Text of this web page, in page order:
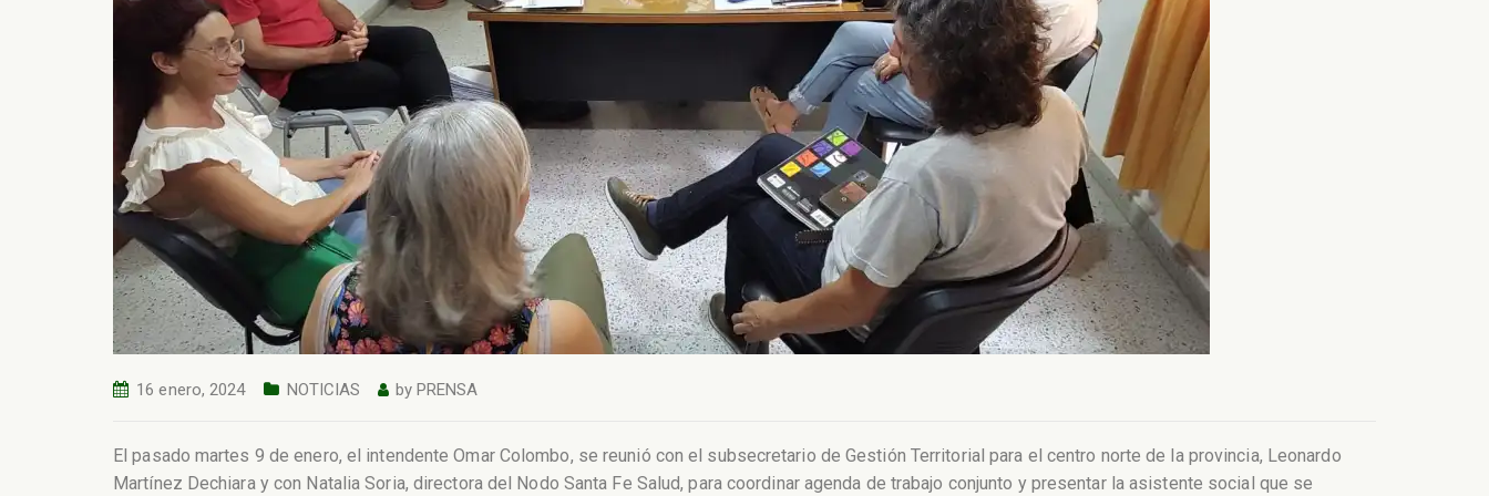
16 enero, 2024 NOTICIAS by PRENSA
El pasado martes 9 de enero, el intendente Omar Colombo, se reunió con el subsecretario de Gestión Territorial para el centro norte de la provincia, Leonardo
Martínez Dechiara y con Natalia Soria, directora del Nodo Santa Fe Salud, para coordinar agenda de trabajo conjunto y presentar la asistente social que se